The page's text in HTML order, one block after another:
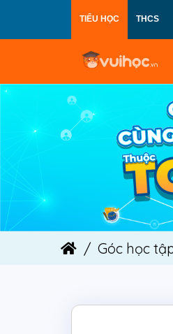
TIỂU HỌC THCS
Góc học